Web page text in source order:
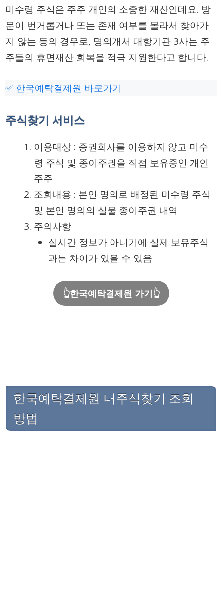
미수령 주식은 주주 개인의 소중한 재산인데요. 방
문이 번거롭거나 또는 존재 여부를 몰라서 찾아가
지 않는 등의 경우로, 명의개서 대항기관 3사는 주
주들의 휴면재산 회복을 적극 지원한다고 합니다.
✅ 한국예탁결제원 바로가기
주식찾기 서비스
이용대상 : 증권회사를 이용하지 않고 미수
령 주식 및 종이주권을 직접 보유중인 개인
주주
조회내용 : 본인 명의로 배정된 미수령 주식
및 본인 명의의 실물 종이주권 내역
주의사항
실시간 정보가 아니기에 실제 보유주식
과는 차이가 있을 수 있음
👆한국예탁결제원 가기👆
한국예탁결제원 내주식찾기 조회
방법